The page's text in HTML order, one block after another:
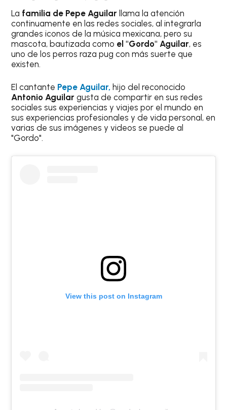
La familia de Pepe Aguilar llama la atención
continuamente en las redes sociales, al integrarla
grandes iconos de la música mexicana, pero su
mascota, bautizada como el "Gordo" Aguilar, es
uno de los perros raza pug con más suerte que
existen.
El cantante Pepe Aguilar, hijo del reconocido
Antonio Aguilar gusta de compartir en sus redes
sociales sus experiencias y viajes por el mundo en
sus experiencias profesionales y de vida personal, en
varias de sus imágenes y videos se puede al
"Gordo".
View this post on Instagram